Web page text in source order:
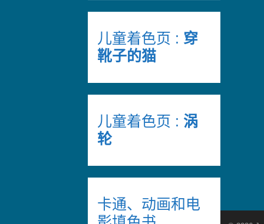
儿童着色页 : 穿
靴子的猫
儿童着色页 : 涡
轮
卡通、动画和电